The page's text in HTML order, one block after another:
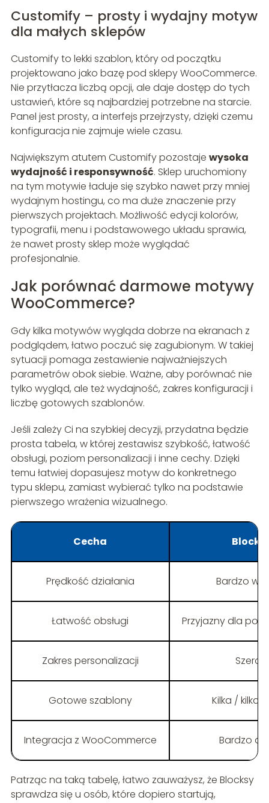
Customify – prosty i wydajny motyw
dla małych sklepów
Customify to lekki szablon, który od początku
projektowano jako bazę pod sklepy WooCommerce.
Nie przytłacza liczbą opcji, ale daje dostęp do tych
ustawień, które są najbardziej potrzebne na starcie.
Panel jest prosty, a interfejs przejrzysty, dzięki czemu
konfiguracja nie zajmuje wiele czasu.
Największym atutem Customify pozostaje wysoka
wydajność i responsywność. Sklep uruchomiony
na tym motywie ładuje się szybko nawet przy mniej
wydajnym hostingu, co ma duże znaczenie przy
pierwszych projektach. Możliwość edycji kolorów,
typografii, menu i podstawowego układu sprawia,
że nawet prosty sklep może wyglądać
profesjonalnie.
Jak porównać darmowe motywy
WooCommerce?
Gdy kilka motywów wygląda dobrze na ekranach z
podglądem, łatwo poczuć się zagubionym. W takiej
sytuacji pomaga zestawienie najważniejszych
parametrów obok siebie. Ważne, aby porównać nie
tylko wygląd, ale też wydajność, zakres konfiguracji i
liczbę gotowych szablonów.
Jeśli zależy Ci na szybkiej decyzji, przydatna będzie
prosta tabela, w której zestawisz szybkość, łatwość
obsługi, poziom personalizacji i inne cechy. Dzięki
temu łatwiej dopasujesz motyw do konkretnego
typu sklepu, zamiast wybierać tylko na podstawie
pierwszego wrażenia wizualnego.
Cecha
Prędkość działania Bardzo
Łatwość obsługi Przyjazny dla
Zakres personalizacji Szeroki
Gotowe szablony Kilka /
Integracja z WooCommerce Bardzo
Patrząc na taką tabelę, łatwo zauważysz, że Blocksy
sprawdza się u osób, które dopiero startują,